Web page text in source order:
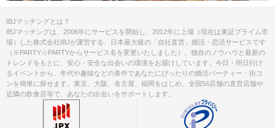
ご理解とご協力をお願いいたしま
す。
キャンセル
について
ご予約手続き完了後、お客様都合によ
りキャンセルされた場合、参加費と同
額のキャンセル料が発生します。
掲載開始日：2023/9/15
IBJマッチングとは？
IBJマッチングは、2006年にサービスを開始し、2012年に上場（現在は東証プライム市
場）した株式会社IBJが運営する、日本最大級の「自社直営」婚活・恋活サービスです
（※PARTY☆PARTYからサービス名を変更いたしました）。独自のノウハウと最新の
トレンドをもとに、安心・安全な出会いの環境をお届けしています。今日・明日行け
るイベントから、年代や趣味などの条件であなたにぴったりの婚活パーティー・街コ
ンを簡単に探せます。東京、大阪、名古屋、福岡をはじめ、全国56店舗の直営店舗や
近隣の飲食店等で、あなたの出会いをサポートします。